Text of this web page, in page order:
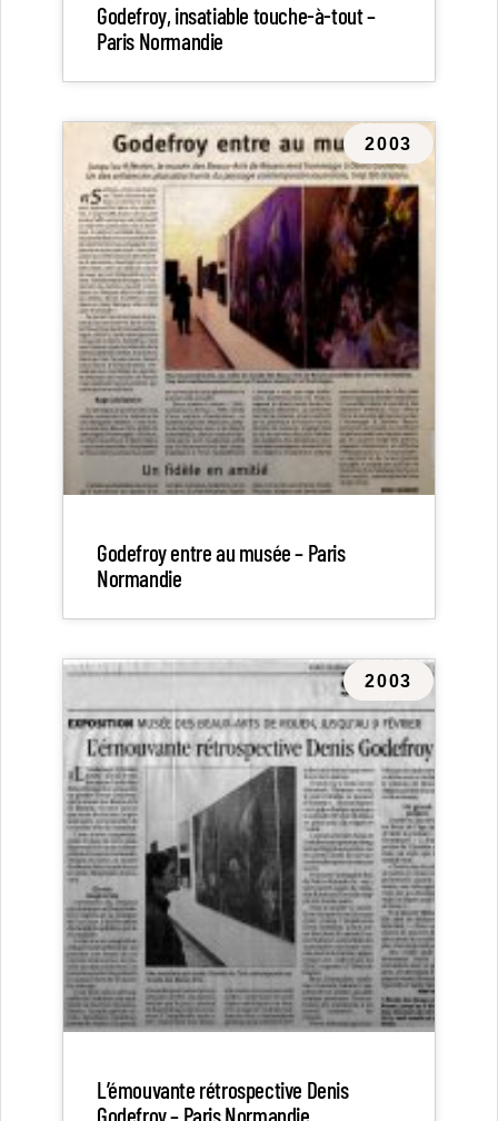
Godefroy, insatiable touche-à-tout –
Paris Normandie
2003
Godefroy entre au musée – Paris
Normandie
2003
L’émouvante rétrospective Denis
Godefroy – Paris Normandie